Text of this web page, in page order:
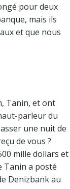
pour deux
mais ils
et que nous
Tanin, et ont
parleur du
une nuit de
de vous ?
mille dollars et
Tanin a posté
Denizbank au